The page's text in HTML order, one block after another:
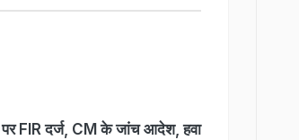
पर FIR दर्ज, CM के जांच आदेश, हवा